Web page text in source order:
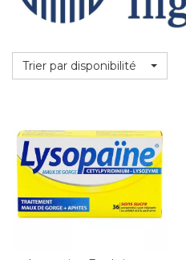
Trier par disponibilité